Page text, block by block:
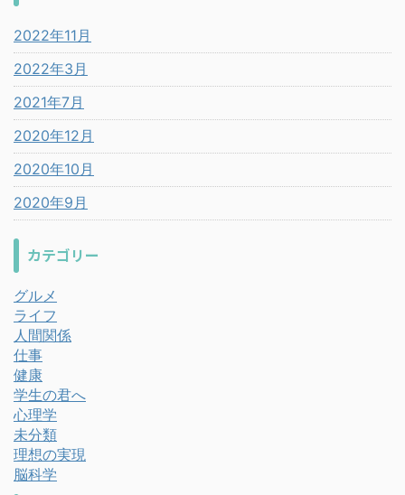
2022年11月
2022年3月
2021年7月
2020年12月
2020年10月
2020年9月
カテゴリー
グルメ
ライフ
人間関係
仕事
健康
学生の君へ
心理学
未分類
理想の実現
脳科学